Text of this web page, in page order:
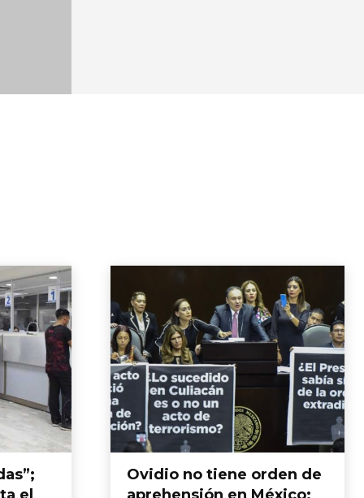
Ovidio no tiene orden de